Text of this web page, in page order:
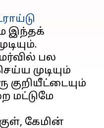
இந்தக்
பல
முடியும்
மட்டுமே
கேமின்